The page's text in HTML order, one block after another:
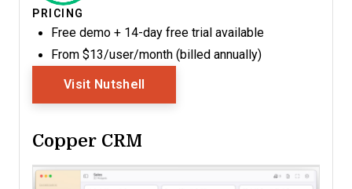
PRICING
Free demo + 14-day free trial available
From $13/user/month (billed annually)
Visit Nutshell
Copper CRM